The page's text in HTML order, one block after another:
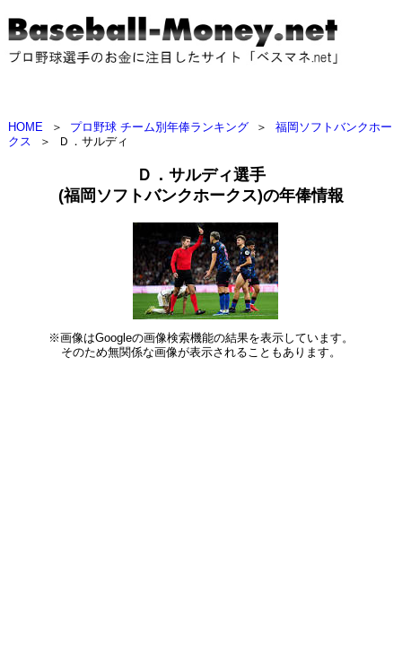
HOME ＞ プロ野球 チーム別年俸ランキング ＞
福岡ソフトバンクホー
クス
＞ Ｄ．サルディ
Ｄ．サルディ選手
(福岡ソフトバンクホークス)の年俸情報
※画像はGoogleの画像検索機能の結果を表示しています。
そのため無関係な画像が表示されることもあります。